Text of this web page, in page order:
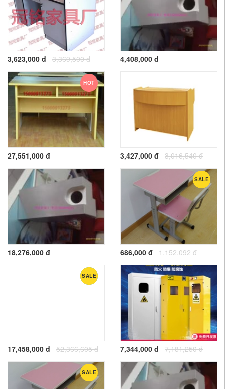
3,623,000 đ 3,369,500 đ 4,408,000 đ
HOT
27,551,000 đ 3,427,000 đ 3,016,540 đ
18,276,000 đ
SALE
686,000 đ 1,152,092 đ
NEW
SALE
17,458,000 đ 52,366,605 đ 7,344,000 đ 7,181,250 đ
SALE